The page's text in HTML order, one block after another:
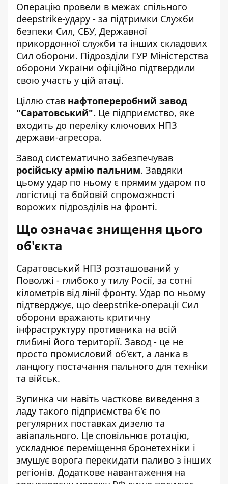
Операцію провели в межах спільного
deepstrike-удару - за підтримки Служби
безпеки Сил, СБУ, Державної
прикордонної служби та інших складових
Сил оборони. Підрозділи ГУР Міністерства
оборони України офіційно підтвердили
свою участь у цій атаці.
Ціллю став нафтопереробний завод
"Саратовський". Це підприємство, яке
входить до переліку ключових НПЗ
держави-агресора.
Завод систематично забезпечував
російську армію пальним. Завдяки
цьому удар по ньому є прямим ударом по
логістиці та бойовій спроможності
ворожих підрозділів на фронті.
Що означає знищення цього
об'єкта
Саратовський НПЗ розташований у
Поволжі - глибоко у тилу Росії, за сотні
кілометрів від лінії фронту. Удар по ньому
підтверджує, що deepstrike-операції Сил
оборони вражають критичну
інфраструктуру противника на всій
глибині його території. Завод - це не
просто промисловий об'єкт, а ланка в
ланцюгу постачання пального для техніки
та військ.
Зупинка чи навіть часткове виведення з
ладу такого підприємства б'є по
регулярних поставках дизелю та
авіапального. Це сповільнює ротацію,
ускладнює переміщення бронетехніки і
змушує ворога перекидати паливо з інших
регіонів. Додаткове навантаження на